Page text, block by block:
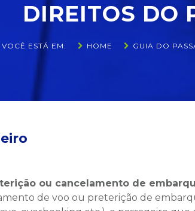
DIREITOS DO
VOCÊ ESTÁ EM: HOME GUIA DO
ou cancelamento de
de voo ou preterição de